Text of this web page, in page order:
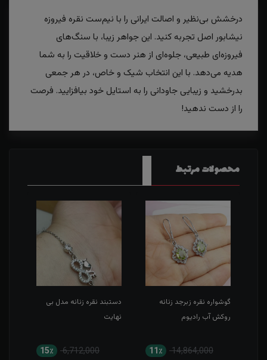
درخشش بی‌نظیر و اصالت ایرانی را با نیم‌ست نقره فیروزه
نیشابور اصل تجربه کنید. این جواهر زیبا، با سنگ‌های
فیروزه‌ای طبیعی، جلوه‌ای از هنر دست و خلاقیت را به شما
هدیه می‌دهد. با این انتخاب شیک و خاص، در هر جمعی
بدرخشید و زیبایی جاودانی را به استایل خود بیافزایید. فرصت
را از دست ندهید!
محصولات مرتبط
گوشواره نقره زبرجد زنانه
روکش آب رادیوم
14,864,000 11٪
دستبند نقره زنانه مدل بی
نهایت
6,712,000 15٪